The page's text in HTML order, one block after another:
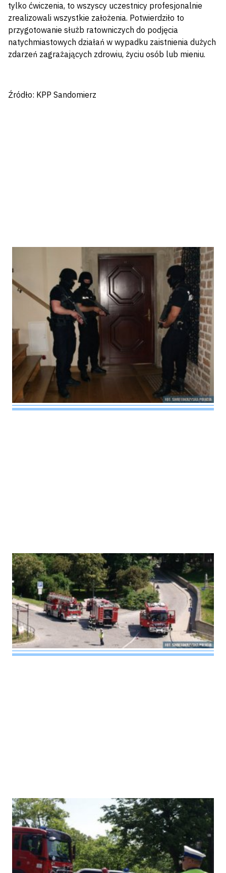
tylko ćwiczenia, to wszyscy uczestnicy profesjonalnie
zrealizowali wszystkie założenia. Potwierdziło to
przygotowanie służb ratowniczych do podjęcia
natychmiastowych działań w wypadku zaistnienia dużych
zdarzeń zagrażających zdrowiu, życiu osób lub mieniu.
Źródło: KPP Sandomierz